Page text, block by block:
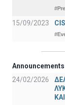
15/09/2023
24/02/2026